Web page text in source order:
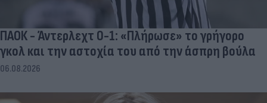
ΠΑΟΚ - Άντερλεχτ 0-1: «Πλήρωσε» το γρήγορο
γκολ και την αστοχία του από την άσπρη βούλα
06.08.2026